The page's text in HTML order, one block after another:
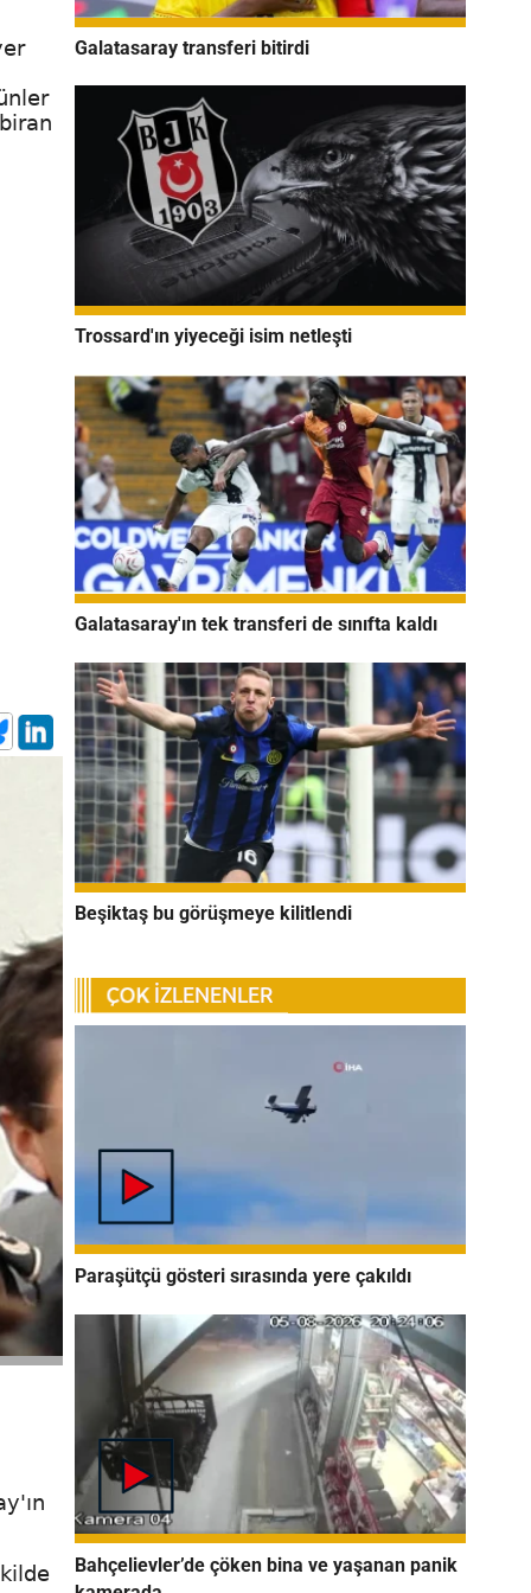
Galatasaray transferi bitirdi
Trossard'ın yiyeceği isim netleşti
Galatasaray'ın tek transferi de sınıfta kaldı
Beşiktaş bu görüşmeye kilitlendi
Paraşütçü gösteri sırasında yere çakıldı
Bahçelievler’de çöken bina ve yaşanan panik